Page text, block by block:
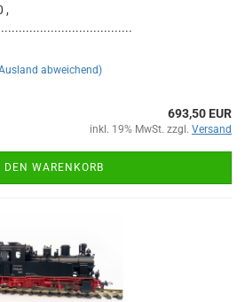
,
abweichend)
693,50 EUR
inkl. 19% MwSt. zzgl. Versand
DEN WARENKORB